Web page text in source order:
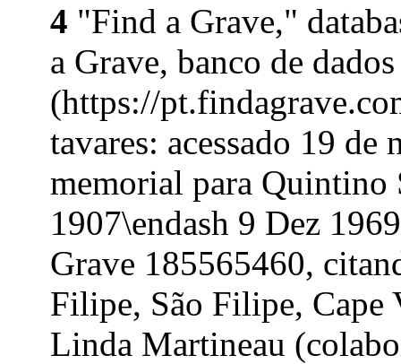
4 "Find a Grave,"
a Grave, banco de
(https://
tavares: acessado 19
memorial para Quintino
1907\endash 9 Dez
Grave 185565460,
Filipe, São Filipe, Cape
Linda Martineau